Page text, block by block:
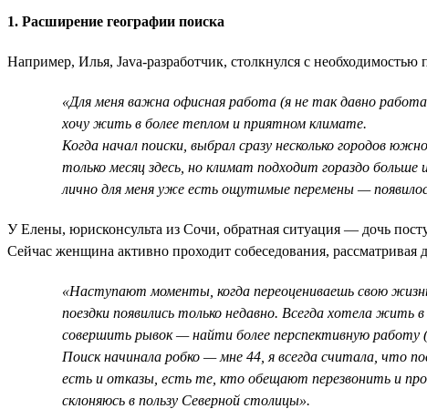
1. Расширение географии поиска
Например, Илья, Java-разработчик, столкнулся с
«Для меня важна офисная работа (я не так давно
хочу жить в более теплом и приятном климате.
Когда начал поиски, выбрал сразу несколько городов
только месяц здесь, но климат подходит гораздо
лично для меня уже есть ощутимые перемены —
У Елены, юрисконсульта из Сочи, обратная ситуация — дочь
Сейчас женщина активно проходит собеседования, рассматривая
«Наступают моменты, когда переоцениваешь свою
поездки появились только недавно. Всегда хотела
совершить рывок — найти более перспективную
Поиск начинала робко — мне 44, я всегда считала,
есть и отказы, есть те, кто обещают перезвонить и
склоняюсь в пользу Северной столицы».